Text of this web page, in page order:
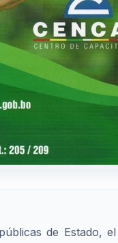
de Estado,